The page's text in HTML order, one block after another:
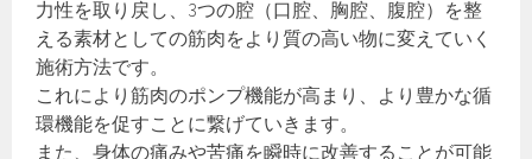
力性を取り戻し、3つの腔（口腔、胸腔、腹腔）を整
える素材としての筋肉をより質の高い物に変えていく
施術方法です。
これにより筋肉のポンプ機能が高まり、より豊かな循
環機能を促すことに繋げていきます。
また、身体の痛みや苦痛を瞬時に改善することが可能